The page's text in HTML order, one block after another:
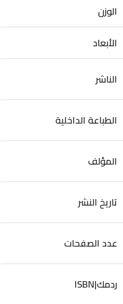
الوزن
الأبعاد
الناشر
الطباعة الداخلية
المؤلف
تاريخ النشر
عدد الصفحات
ردمك|ISBN